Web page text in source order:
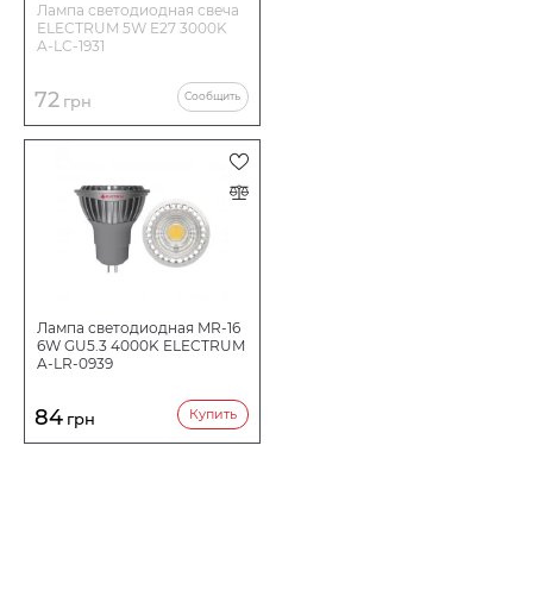
Лампа светодиодная свеча
ELECTRUM 5W E27 3000K
A-LC-1931
72 грн Сообщить
Лампа светодиодная MR-16
6W GU5.3 4000K ELECTRUM
A-LR-0939
84 грн Купить